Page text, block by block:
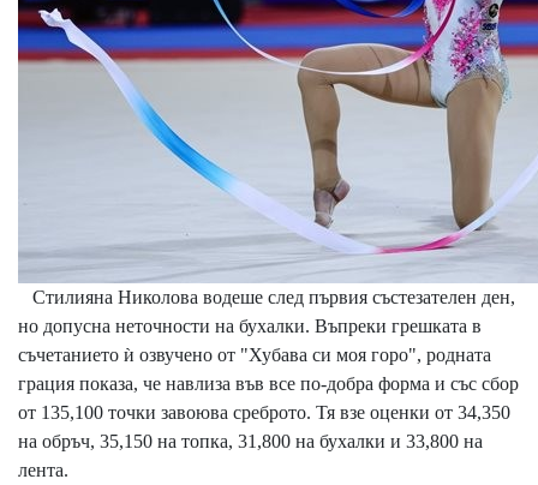
Стилияна Николова водеше след първия състезателен ден,
но допусна неточности на бухалки. Въпреки грешката в
съчетанието ѝ озвучено от "Хубава си моя горо", родната
грация показа, че навлиза във все по-добра форма и със сбор
от 135,100 точки завоюва среброто. Тя взе оценки от 34,350
на обръч, 35,150 на топка, 31,800 на бухалки и 33,800 на
лента.